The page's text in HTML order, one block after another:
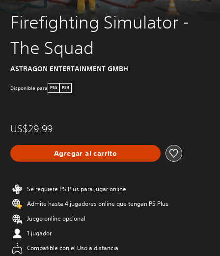
Firefighting Simulator -
The Squad
ASTRAGON ENTERTAINMENT GMBH
Disponible para PS5 PS4
US$29.99
Agregar al carrito
Se requiere PS Plus para jugar online
Admite hasta 4 jugadores online que tengan PS Plus
Juego online opcional
1 jugador
Compatible con el Uso a distancia